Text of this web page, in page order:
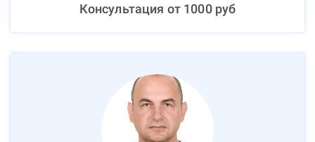
Консультация от 1000руб